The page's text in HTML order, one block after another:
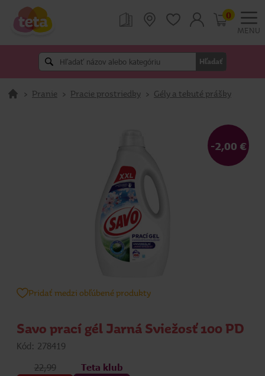
MENU
Hľadať
0
> Pranie > Pracie prostriedky > Gély a tekuté prášky
-2,00 €
Pridať medzi obľúbené produkty
Savo prací gél Jarná Sviežosť 100 PD
Kód: 278419
22,99
Teta klub